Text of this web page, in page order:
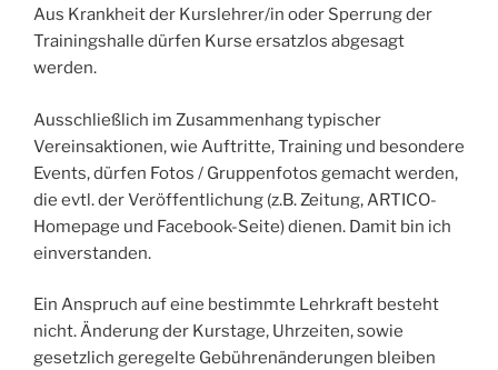
Aus Krankheit der Kurslehrer/in oder Sperrung der
Trainingshalle dürfen Kurse ersatzlos abgesagt
werden.
Ausschließlich im Zusammenhang typischer
Vereinsaktionen, wie Auftritte, Training und besondere
Events, dürfen Fotos / Gruppenfotos gemacht werden,
die evtl. der Veröffentlichung (z.B. Zeitung, ARTICO-
Homepage und Facebook-Seite) dienen. Damit bin ich
einverstanden.
Ein Anspruch auf eine bestimmte Lehrkraft besteht
nicht. Änderung der Kurstage, Uhrzeiten, sowie
gesetzlich geregelte Gebührenänderungen bleiben